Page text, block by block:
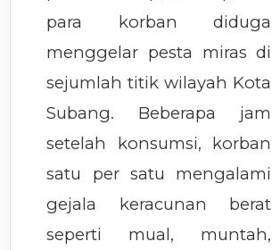
para korban diduga
menggelar pesta miras di
sejumlah titik wilayah Kota
Subang. Beberapa jam
setelah konsumsi, korban
satu per satu mengalami
gejala keracunan berat
seperti mual, muntah,